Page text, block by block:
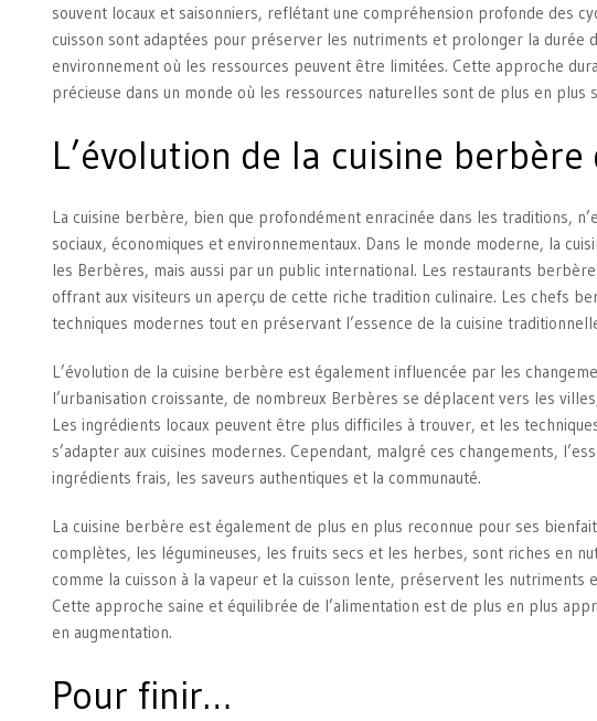
souvent locaux et saisonniers, reflétant une compréhension profonde des
cuisson sont adaptées pour préserver les nutriments et prolonger la durée
environnement où les ressources peuvent être limitées. Cette approche
précieuse dans un monde où les ressources naturelles sont de plus en plus
L’évolution de la cuisine
La cuisine berbère, bien que profondément enracinée dans les traditions,
sociaux, économiques et environnementaux. Dans le monde moderne, la
les Berbères, mais aussi par un public international. Les restaurants
offrant aux visiteurs un aperçu de cette riche tradition culinaire. Les chefs
techniques modernes tout en préservant l’essence de la cuisine
L’évolution de la cuisine berbère est également influencée par les
l’urbanisation croissante, de nombreux Berbères se déplacent vers les
Les ingrédients locaux peuvent être plus difficiles à trouver, et les
s’adapter aux cuisines modernes. Cependant, malgré ces changements,
ingrédients frais, les saveurs authentiques et la communauté.
La cuisine berbère est également de plus en plus reconnue pour ses
complètes, les légumineuses, les fruits secs et les herbes, sont riches en
comme la cuisson à la vapeur et la cuisson lente, préservent les nutriments
Cette approche saine et équilibrée de l’alimentation est de plus en plus
en augmentation.
Pour finir…